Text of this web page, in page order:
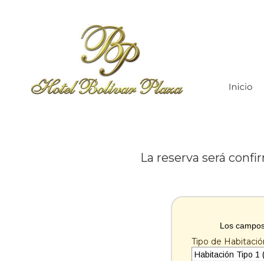
Los
Tipo de
La reserva será